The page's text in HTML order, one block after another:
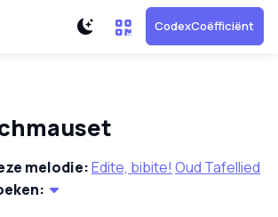
CodexCoëfficiënt
melodie:Edite, bibite! Oud Tafellied